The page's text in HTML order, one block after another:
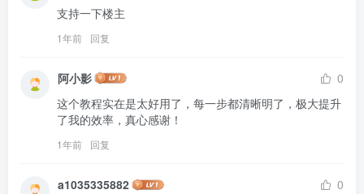
支持一下楼主
1年前 回复
阿小影
0
这个教程实在是太好用了，每一步都清晰明了，极大提升
了我的效率，真心感谢！
1年前 回复
a1035335882
0